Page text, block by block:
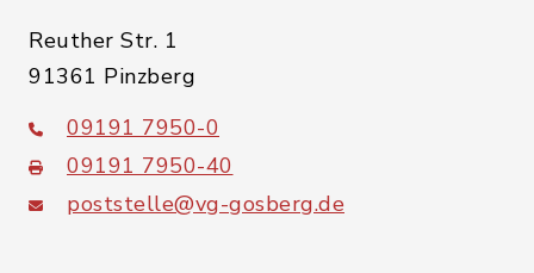
Reuther Str. 1
91361 Pinzberg
09191 7950-0
09191 7950-40
poststelle@vg-gosberg.de